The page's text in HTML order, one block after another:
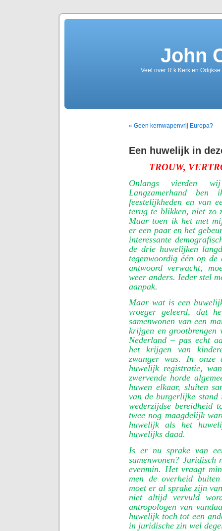
John
Veel over R.k.Kerk en
« Geen kernwapenvrij Europa?
Een huwelijk in
TROUW,
Onlangs vierden
Langzamerhand
feestelijkheden en van
terug te blikken, niet zo
Maar toen ik het met
er een paar en het
interessante
de drie huwelijken
tegenwoordig één op
antwoord verwacht,
weer anders. Ieder stel
aanpak.
Maar wat is een
vroeger geleerd, dat
samenwonen van een
krijgen en grootbrengen
Nederland – pas echt
het krijgen van
zwanger was. In onze
huwelijk registratie,
zwervende horde
huwen elkaar, sluiten
van de burgerlijke stand
wederzijdse bereidheid
twee nog maagdelijk
huwelijk als het
huwelijks daad.
Is er nu sprake van
samenwonen? Juridisch
evenmin. Het vraagt
men de overheid
moet er al sprake zijn
niet altijd vervuld
antropologen van
huwelijk toch tot een
in juridische zin wel